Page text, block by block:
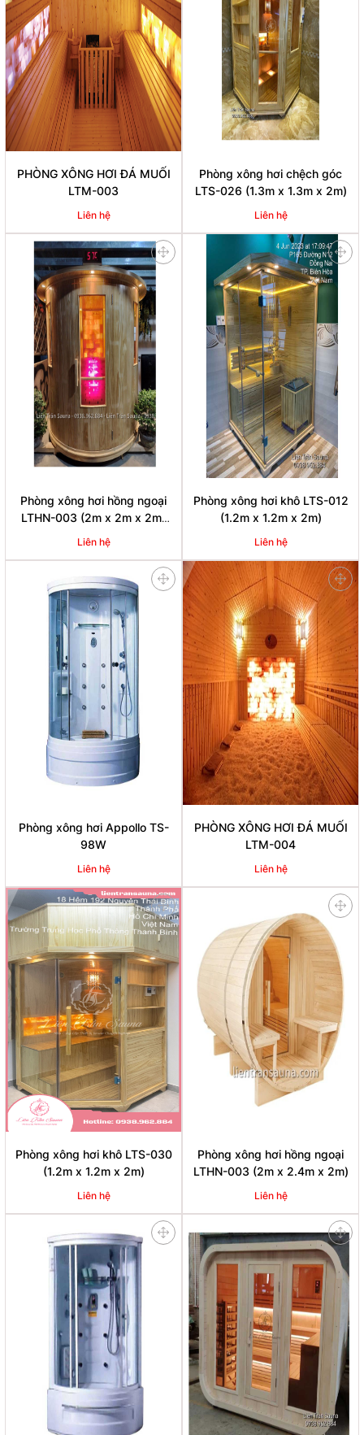
PHÒNG XÔNG HƠI ĐÁ MUỐI
LTM-003
Liên hệ
Phòng xông hơi chệch góc
LTS-026 (1.3m x 1.3m x 2m)
Liên hệ
Phòng xông hơi hồng ngoại
LTHN-003 (2m x 2m x 2m)
phù hợp cho Homestay,
Resort,...
Liên hệ
Phòng xông hơi khô LTS-012
(1.2m x 1.2m x 2m)
Liên hệ
Phòng xông hơi Appollo TS-
98W
Liên hệ
PHÒNG XÔNG HƠI ĐÁ MUỐI
LTM-004
Liên hệ
Phòng xông hơi khô LTS-030
(1.2m x 1.2m x 2m)
Liên hệ
Phòng xông hơi hồng ngoại
LTHN-003 (2m x 2.4m x 2m)
Liên hệ